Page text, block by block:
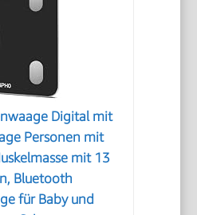
Digital mit
Personen mit
mit 13
Bluetooth
für Baby und